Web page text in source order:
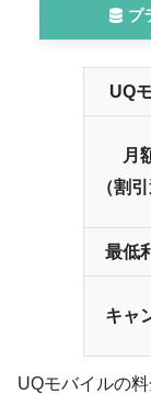
プ
UQ
月
（割
最低
キャ
UQモバイルの